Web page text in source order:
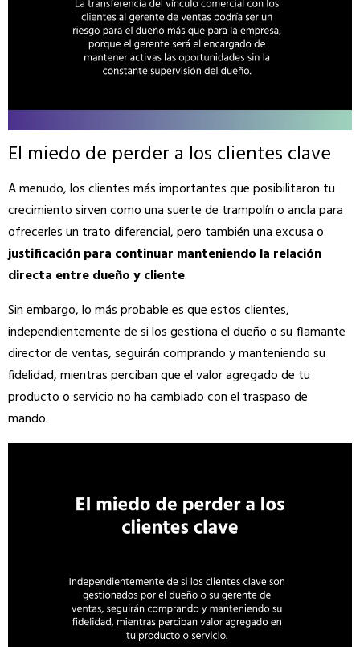
El miedo de perder a los clientes clave
A menudo, los clientes más importantes que posibilitaron tu
crecimiento sirven como una suerte de trampolín o ancla para
ofrecerles un trato diferencial, pero también una excusa o
justificación para continuar manteniendo la relación
directa entre dueño y cliente.
Sin embargo, lo más probable es que estos clientes,
independientemente de si los gestiona el dueño o su flamante
director de ventas, seguirán comprando y manteniendo su
fidelidad, mientras perciban que el valor agregado de tu
producto o servicio no ha cambiado con el traspaso de
mando.